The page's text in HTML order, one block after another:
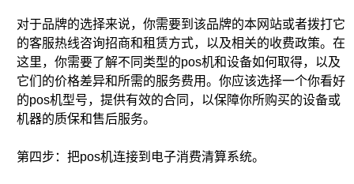
对于品牌的选择来说，你需要到该品牌的本网站或者拨打它
的客服热线咨询招商和租赁方式，以及相关的收费政策。在
这里，你需要了解不同类型的pos机和设备如何取得，以及
它们的价格差异和所需的服务费用。你应该选择一个你看好
的pos机型号，提供有效的合同，以保障你所购买的设备或
机器的质保和售后服务。
第四步：把pos机连接到电子消费清算系统。